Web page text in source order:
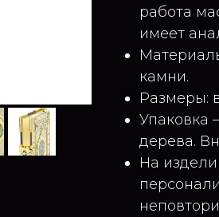
работа
имеет
камни.
Размеры:
Упаковка
дерева.
На